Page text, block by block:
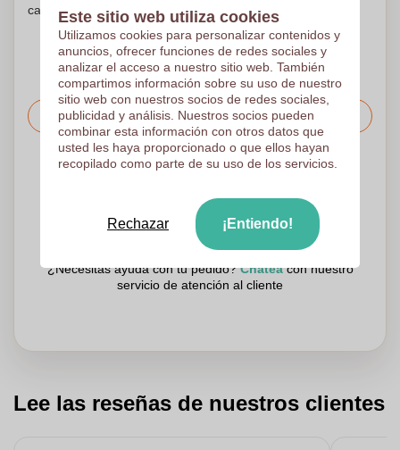
canasta de compras
Solicitar el precio
Sube tu logotipo en la página siguiente
Los clientes nos dan una puntuación de 9.3
¿Necesitas ayuda con tu pedido?Chateacon nuestro
servicio de atención al cliente
Lee las reseñas de nuestros clientes
Este sitio web utiliza cookies
Utilizamos cookies para personalizar contenidos y
anuncios, ofrecer funciones de redes sociales y
analizar el acceso a nuestro sitio web. También
compartimos información sobre su uso de nuestro
sitio web con nuestros socios de redes sociales,
publicidad y análisis. Nuestros socios pueden
combinar esta información con otros datos que
usted les haya proporcionado o que ellos hayan
recopilado como parte de su uso de los servicios.
Rechazar ¡Entiendo!